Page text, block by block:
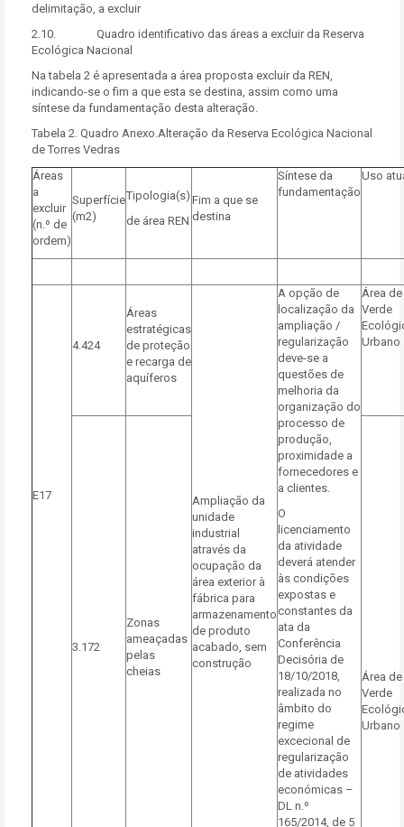
delimitação, a excluir
2.10. Quadro identificativo das áreas a excluir da Reserva
Ecológica Nacional
Na tabela 2 é apresentada a área proposta excluir da REN,
indicando-se o fim a que esta se destina, assim como uma
síntese da fundamentação desta alteração.
Tabela 2. Quadro Anexo.Alteração da Reserva Ecológica Nacional
de Torres Vedras
Áreas
a
excluir
(n.º de
ordem)
Superfície
(m2)
Tipologia(s)
de área REN
Fim a que se
destina
Síntese da
fundamentação
Uso
E17
4.424
Áreas
estratégicas
de proteção
e recarga de
aquíferos
Ampliação da
unidade
industrial
através da
ocupação da
área exterior à
fábrica para
armazenamento
de produto
acabado, sem
construção
A opção de
localização da
ampliação /
regularização
deve-se a
questões de
melhoria da
organização do
processo de
produção,
proximidade a
fornecedores e
a clientes.
O
licenciamento
da atividade
deverá atender
às condições
expostas e
constantes da
ata da
Conferência
Decisória de
18/10/2018,
realizada no
âmbito do
regime
excecional de
regularização
de atividades
económicas –
DL n.º
165/2014, de 5
Área de
Verde
Urbano
3.172
Zonas
ameaçadas
pelas
cheias
Área de
Verde
Urbano